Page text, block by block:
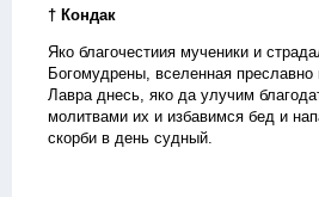
† Кондак
Яко благочестиия мученики и
Богомудрены, вселенная преславно
Лавра днесь, яко да улучим
молитвами их и избавимся бед и
скорби в день судный.